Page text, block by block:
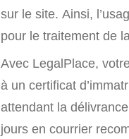
sur le site. Ainsi,
pour le traitement de
Avec LegalPlace,
à un certificat
attendant la
jours en courrier